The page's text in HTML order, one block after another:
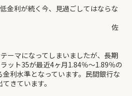
金利が続く今、見過ごしてはならな
ーマになってしまいましたが、長期
ット35が最近4ヶ月1.84％～1.89％の
利水準となっています。民間銀行な
きています。